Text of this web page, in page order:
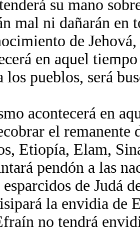
su mano
mal ni dañarán en
de
en aquel
los pueblos, será
acontecerá en
el remanente
Etiopía, Elam,
pendón a las
de Judá
la envidia de
no tendrá